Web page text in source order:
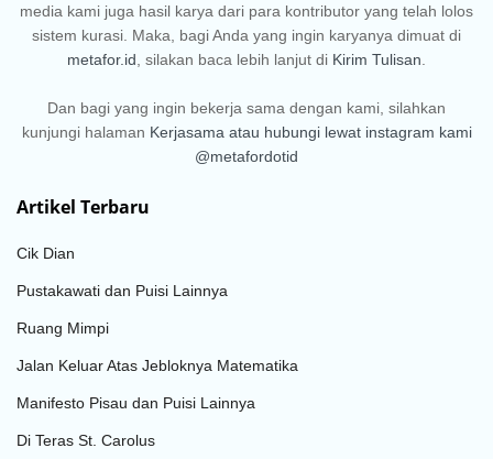
media kami juga hasil karya dari para kontributor yang telah lolos
sistem kurasi. Maka, bagi Anda yang ingin karyanya dimuat di
metafor.id , silakan baca lebih lanjut di Kirim Tulisan
Dan bagi yang ingin bekerja sama dengan kami, silahkan
kunjungi halaman Kerjasama atau hubungi lewat instagram kami
@metafordotid
Artikel Terbaru
Cik Dian
Pustakawati dan Puisi Lainnya
Ruang Mimpi
Jalan Keluar Atas Jebloknya Matematika
Manifesto Pisau dan Puisi Lainnya
Di Teras St. Carolus